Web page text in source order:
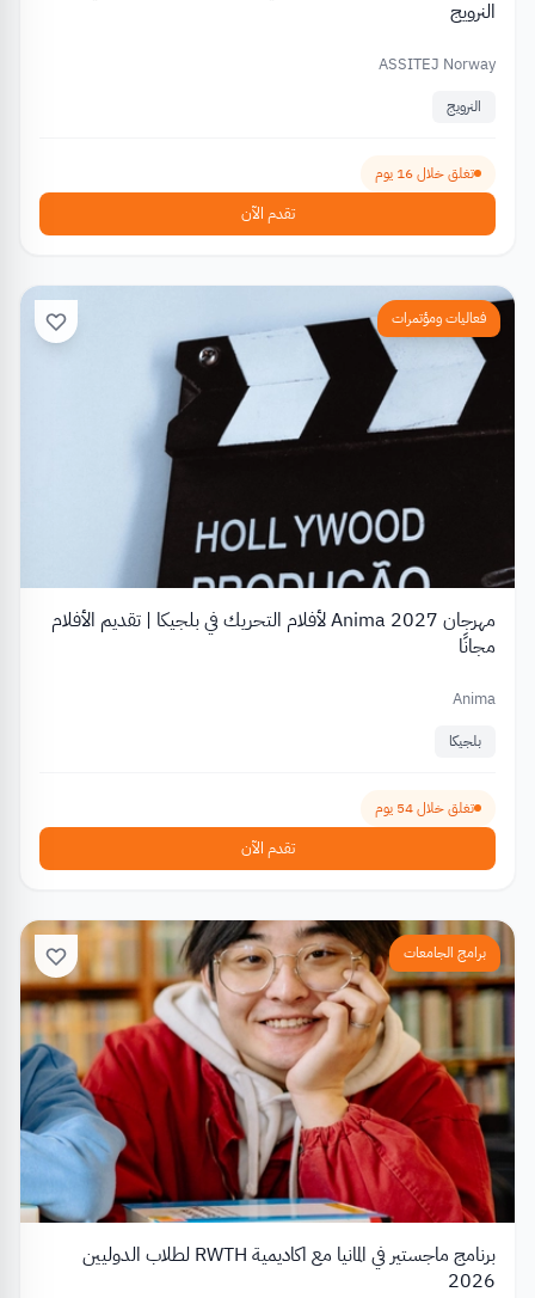
النرويج
ASSITEJ Norway
النرويج
تغلق خلال 16 يوم
تقدم الآن
فعاليات ومؤتمرات
مهرجان Anima 2027 لأفلام التحريك في بلجيكا | تقديم الأفلام
مجانًا
Anima
بلجيكا
تغلق خلال 54 يوم
تقدم الآن
برامج الجامعات
برنامج ماجستير في المانيا مع اكاديمية RWTH لطلاب الدوليين
2026